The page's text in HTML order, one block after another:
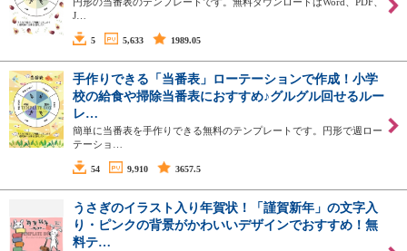
J…
5 5,633 1989.05
手作りできる「当番表」ローテーションで作成！小学
校の給食や掃除当番表におすすめ♪グルグル回せるルー
レ…
簡単に当番表を手作りできる無料のテンプレートです。円形で週ロー
テーショ…
54 9,910 3657.5
うさぎのイラスト入り年賀状！「謹賀新年」の文字入
り・ピンクの背景がかわいいデザインでおすすめ！無
料テ…